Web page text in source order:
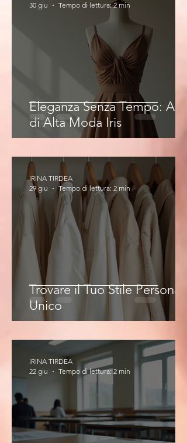
Eleganza Senza Tempo: Abiti
di Alta Moda Iris
30 giu
Tempo di lettura: 2 min
Trovare il Tuo Stile Personale
Unico
IRINA TIRDEA
29 giu
Tempo di lettura: 2 min
IRINA TIRDEA
22 giu
Tempo di lettura: 2 min